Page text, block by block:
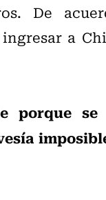
De
a
porque